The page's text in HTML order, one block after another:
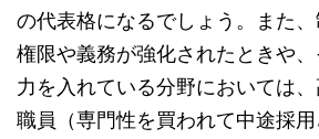
の代表格になるでしょう。また
権限や義務が強化されたときや
力を入れている分野においては
職員（専門性を買われて中途採